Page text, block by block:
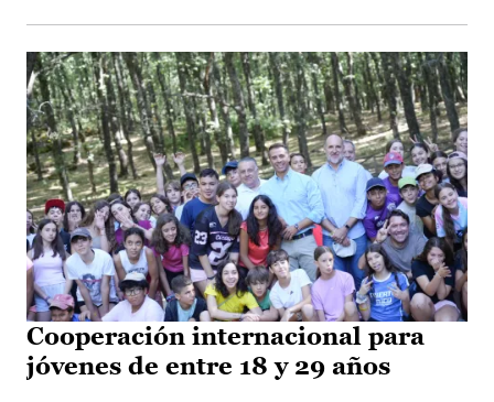
Cooperación internacional para
jóvenes de entre 18 y 29 años